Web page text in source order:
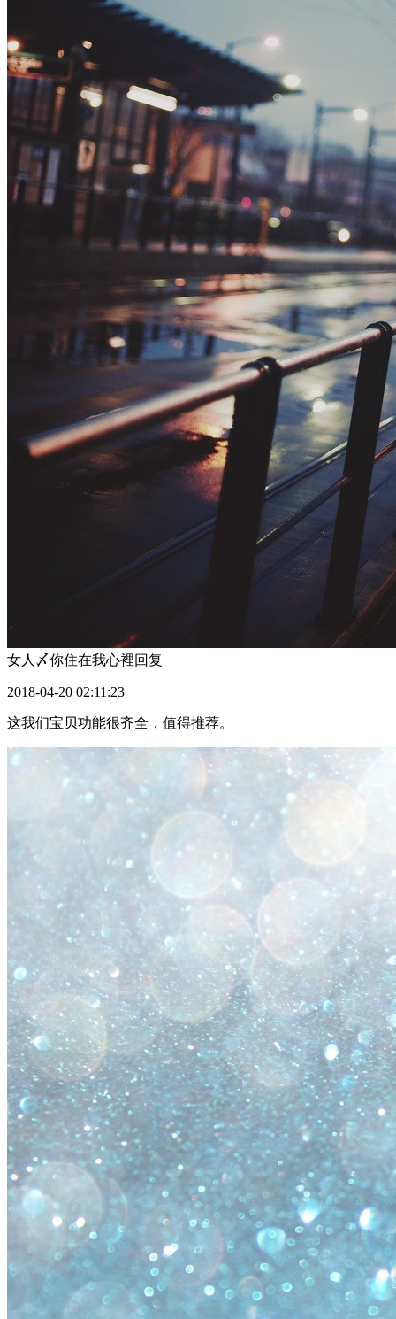
女人〆你住在我心裡回复
2018-04-20 02:11:23
这我们宝贝功能很齐全，值得推荐。